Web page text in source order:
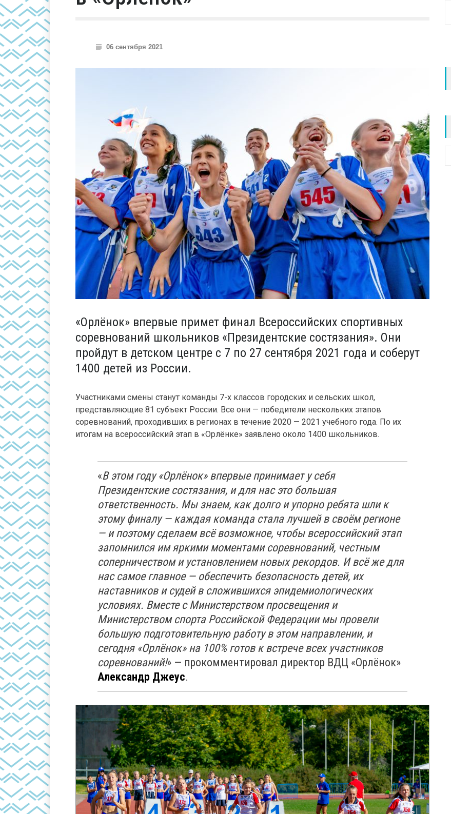
06 сентября 2021
«Орлёнок» впервые примет финал Всероссийских спортивных
соревнований школьников «Президентские состязания». Они
пройдут в детском центре с 7 по 27 сентября 2021 года и соберут
1400 детей из России.
Участниками смены станут команды 7-х классов городских и сельских школ,
представляющие 81 субъект России. Все они — победители нескольких этапов
соревнований, проходивших в регионах в течение 2020 — 2021 учебного года. По их
итогам на всероссийский этап в «Орлёнке» заявлено около 1400 школьников.
«В этом году «Орлёнок» впервые принимает у себя
Президентские состязания, и для нас это большая
ответственность. Мы знаем, как долго и упорно ребята шли к
этому финалу — каждая команда стала лучшей в своём регионе
— и поэтому сделаем всё возможное, чтобы всероссийский этап
запомнился им яркими моментами соревнований, честным
соперничеством и установлением новых рекордов. И всё же для
нас самое главное — обеспечить безопасность детей, их
наставников и судей в сложившихся эпидемиологических
условиях. Вместе с Министерством просвещения и
Министерством спорта Российской Федерации мы провели
большую подготовительную работу в этом направлении, и
сегодня «Орлёнок» на 100% готов к встрече всех участников
соревнований!» — прокомментировал директор ВДЦ «Орлёнок»
Александр Джеус.